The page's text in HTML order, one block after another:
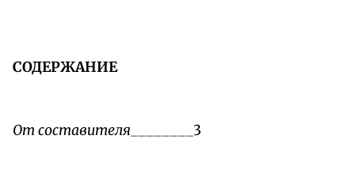
СОДЕРЖАНИЕ
От составителя ________3